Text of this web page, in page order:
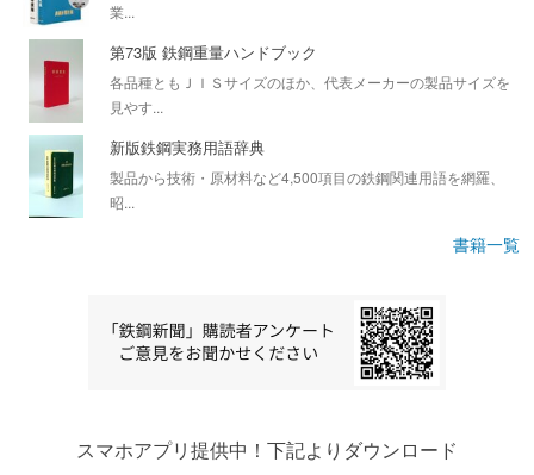
業...
第73版 鉄鋼重量ハンドブック
各品種ともＪＩＳサイズのほか、代表メーカーの製品サイズを
見やす...
新版鉄鋼実務用語辞典
製品から技術・原材料など4,500項目の鉄鋼関連用語を網羅、
昭...
書籍一覧
スマホアプリ提供中！下記よりダウンロード